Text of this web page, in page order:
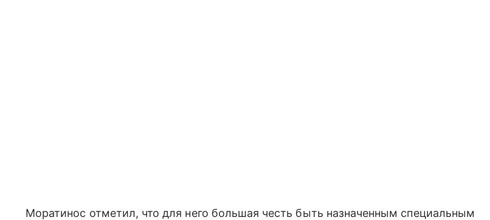
Моратинос отметил, что для него большая честь быть назначенным специальным